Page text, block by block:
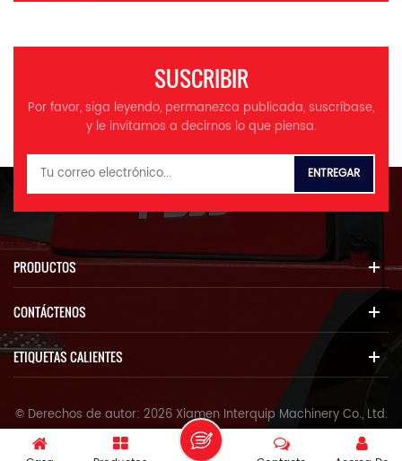
accesorios. Las marcas
HELI, JAC, HANGCHA, XGMA,
Lonking, etc. Enumere el
nombre del producto, el
modelo, el número de serie
del equipo y la descripción de
las piezas requeridas según
profesionales y precios
SUSCRIBIR
Por favor, siga leyendo, permanezca publicada, suscríbase,
y le invitamos a decirnos lo que piensa.
PRODUCTOS
CONTÁCTENOS
ETIQUETAS CALIENTES
© Derechos de autor: 2026 Xiamen Interquip Machinery Co., Ltd.
Reservados todos los derechos.